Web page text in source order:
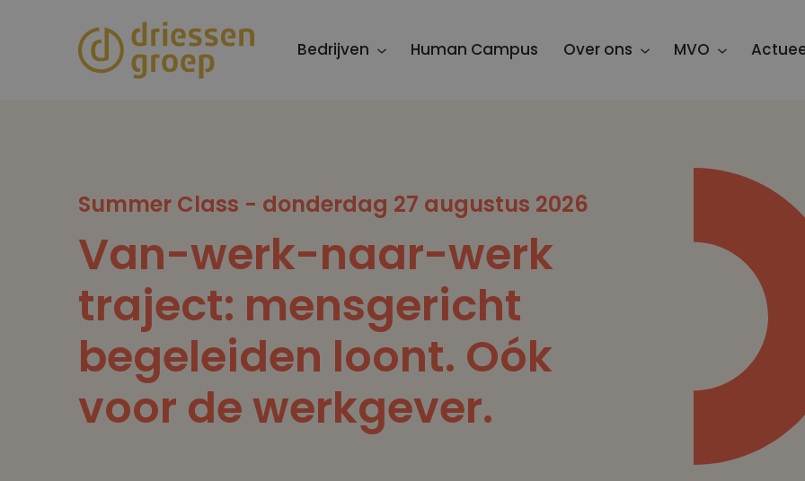
Bedrijven Human Campus Over ons MVO
Summer Class - donderdag 27 augustus 2026
Van-werk-naar-werk
traject: mensgericht
begeleiden loont. Oók
voor de werkgever.